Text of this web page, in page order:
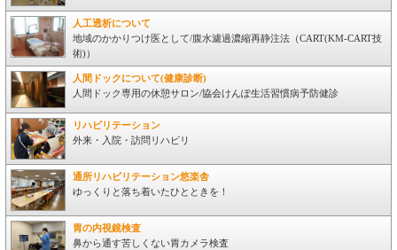
人工透析について
地域のかかりつけ医として/腹水濾過濃縮再静注法（CART(KM-CART技
術)）
人間ドックについて(健康診断)
人間ドック専用の休憩サロン/協会けんぽ生活習慣病予防健診
リハビリテーション
外来・入院・訪問リハビリ
通所リハビリテーション悠楽舎
ゆっくりと落ち着いたひとときを！
胃の内視鏡検査
鼻から通す苦しくない胃カメラ検査